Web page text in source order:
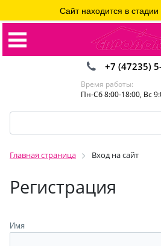
+7 (47235)
Время работы:
Пн-Сб 8:00-18:00, Вс
Главная страница Вход на сайт
Регистрация
Сайт находится в
Имя